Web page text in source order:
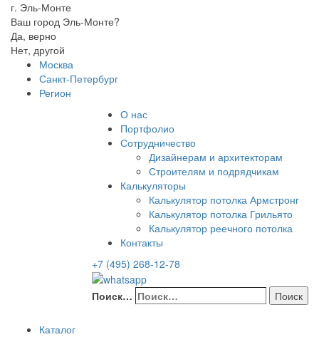
г. Эль-Монте
Ваш город Эль-Монте?
Да, верно
Нет, другой
Москва
Санкт-Петербург
Регион
О нас
Портфолио
Сотрудничество
Дизайнерам и архитекторам
Строителям и подрядчикам
Калькуляторы
Калькулятор потолка Армстронг
Калькулятор потолка Грильято
Калькулятор реечного потолка
Контакты
+7 (495) 268-12-78
Поиск… Поиск
Каталог